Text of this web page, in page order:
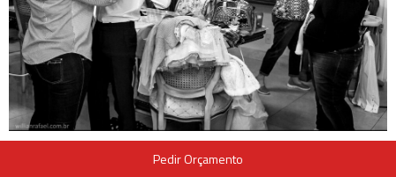
Pedir Orçamento